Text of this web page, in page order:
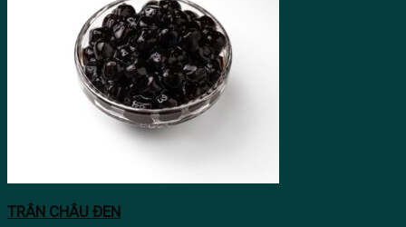
TRÂN CHÂU ĐEN